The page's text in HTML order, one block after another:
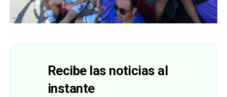
Recibe las noticias al
instante